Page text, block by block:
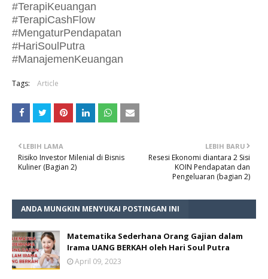
#TerapiKeuangan
#TerapiCashFlow
#MengaturPendapatan
#HariSoulPutra
#ManajemenKeuangan
Tags: Article
LEBIH BARU
Resesi Ekonomi diantara 2 Sisi
KOIN Pendapatan dan
Pengeluaran (bagian 2)
LEBIH LAMA
Risiko Investor Milenial di Bisnis
Kuliner (Bagian 2)
ANDA MUNGKIN MENYUKAI POSTINGAN INI
Matematika Sederhana Orang Gajian dalam
Irama UANG BERKAH oleh Hari Soul Putra
April 09, 2023